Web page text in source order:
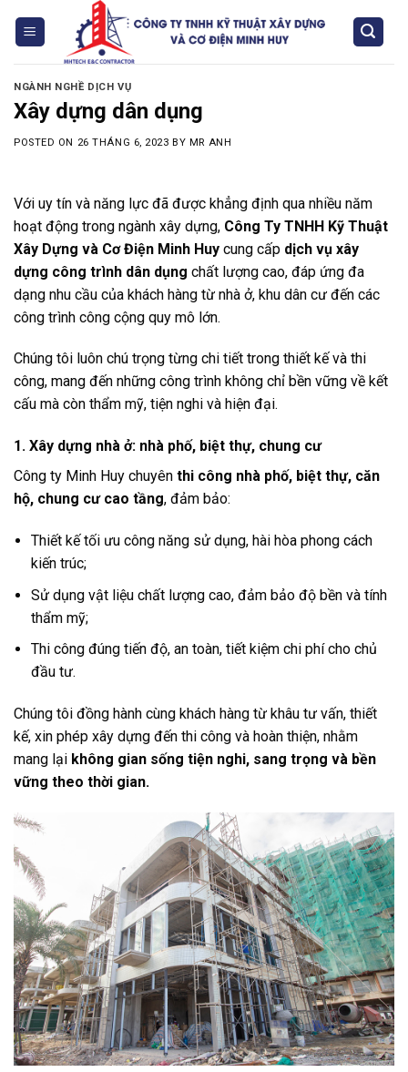
NGÀNH NGHỀ DỊCH VỤ
Xây dựng dân dụng
POSTED ON 26 THÁNG 6, 2023 BY MR ANH
Với uy tín và năng lực đã được khẳng định qua nhiều năm
hoạt động trong ngành xây dựng, Công Ty TNHH Kỹ Thuật
Xây Dựng và Cơ Điện Minh Huy cung cấp dịch vụ xây
dựng công trình dân dụng chất lượng cao, đáp ứng đa
dạng nhu cầu của khách hàng từ nhà ở, khu dân cư đến các
công trình công cộng quy mô lớn.
Chúng tôi luôn chú trọng từng chi tiết trong thiết kế và thi
công, mang đến những công trình không chỉ bền vững về kết
cấu mà còn thẩm mỹ, tiện nghi và hiện đại.
1. Xây dựng nhà ở: nhà phố, biệt thự, chung cư
Công ty Minh Huy chuyên thi công nhà phố, biệt thự, căn
hộ, chung cư cao tầng, đảm bảo:
Thiết kế tối ưu công năng sử dụng, hài hòa phong cách
kiến trúc;
Sử dụng vật liệu chất lượng cao, đảm bảo độ bền và tính
thẩm mỹ;
Thi công đúng tiến độ, an toàn, tiết kiệm chi phí cho chủ
đầu tư.
Chúng tôi đồng hành cùng khách hàng từ khâu tư vấn, thiết
kế, xin phép xây dựng đến thi công và hoàn thiện, nhằm
mang lại không gian sống tiện nghi, sang trọng và bền
vững theo thời gian.